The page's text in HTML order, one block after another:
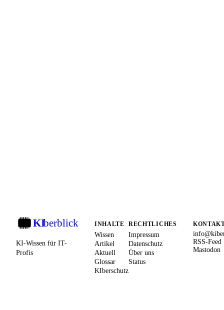
KIberblick
KI-Wissen für IT-
Profis
INHALTE
Wissen
Artikel
Aktuell
Glossar
KIberschutz
RECHTLICHES
Impressum
Datenschutz
Über uns
Status
RSS-Feed
Mastodon